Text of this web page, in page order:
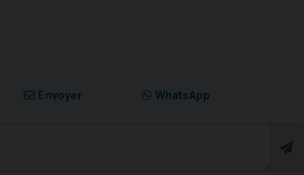
Envoyer WhatsApp